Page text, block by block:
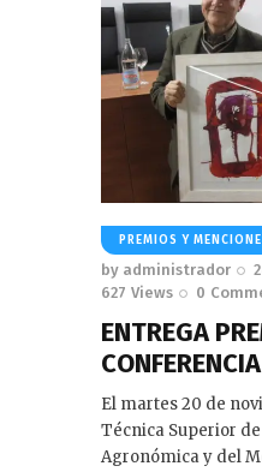
PREMIOS Y
by administrador
627 Views 0
ENTREGA
El martes 20 de
Técnica Superior
Agronómica y del